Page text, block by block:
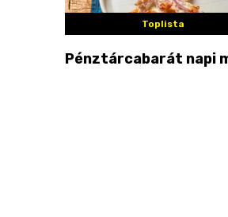
Toplista
Pénztárcabarát napi